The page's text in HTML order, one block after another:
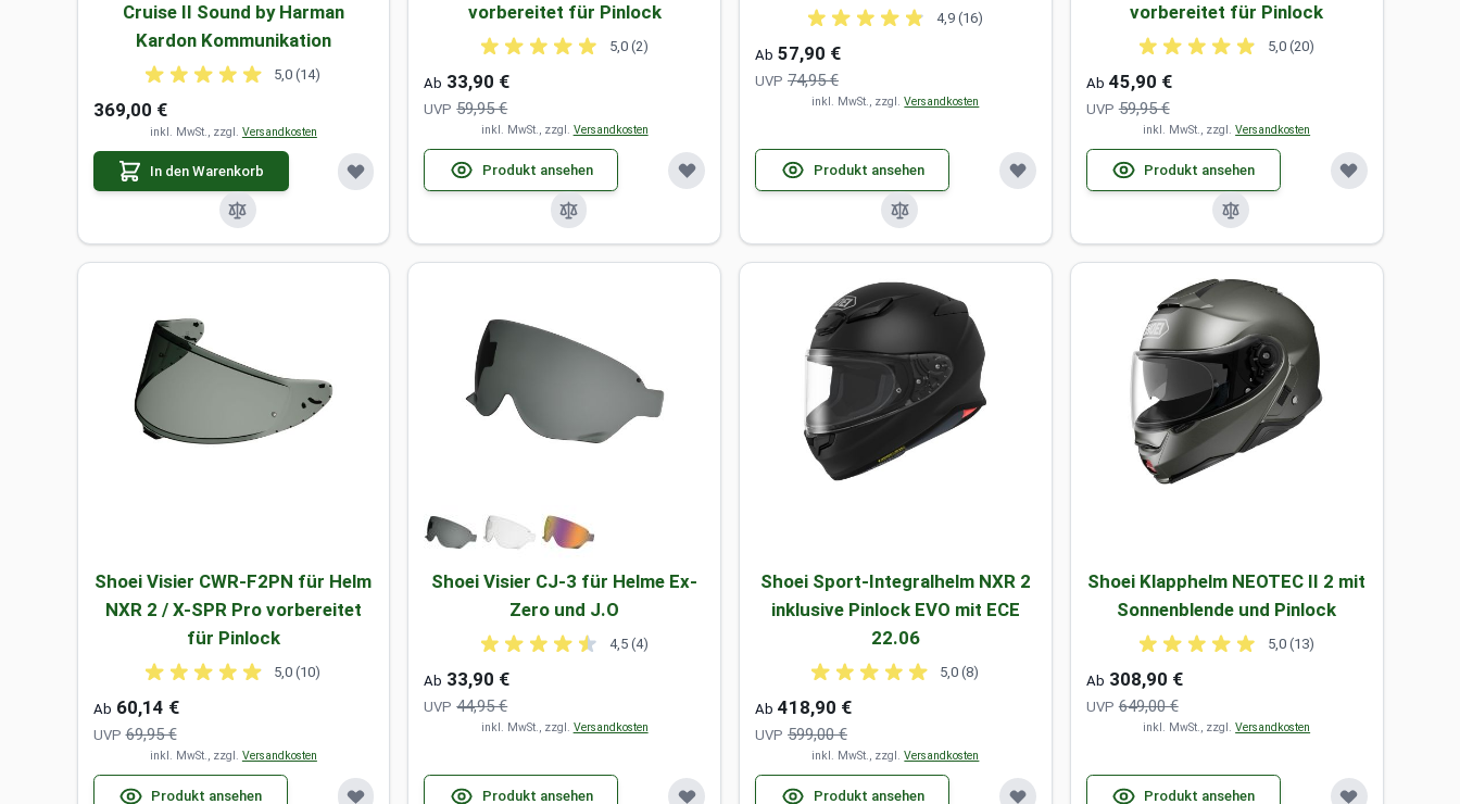
Cruise II Sound by Harman
Kardon Kommunikation
5,0 (14)
369,00 €
inkl. MwSt., zzgl. Versandkosten
In den Warenkorb
vorbereitet für Pinlock
5,0 (2)
Ab 33,90 €
UVP 59,95 €
inkl. MwSt., zzgl. Versandkosten
Produkt ansehen
4,9 (16)
Ab 57,90 €
UVP 74,95 €
inkl. MwSt., zzgl.Versandkosten
Produkt ansehen
vorbereitet für Pinlock
5,0 (20)
Ab 45,90 €
UVP 59,95 €
inkl. MwSt., zzgl.Versandkosten
Produkt ansehen
Shoei Visier CWR-F2PN für Helm
NXR 2 / X-SPR Pro vorbereitet
für Pinlock
5,0 (10)
Ab 60,14 €
UVP 69,95 €
inkl. MwSt., zzgl. Versandkosten
Produkt ansehen
Shoei Visier CJ-3 für Helme Ex-
Zero und J.O
4,5 (4)
Ab 33,90 €
UVP 44,95 €
inkl. MwSt., zzgl. Versandkosten
Produkt ansehen
Shoei Sport-Integralhelm NXR 2
inklusive Pinlock EVO mit ECE
22.06
5,0 (8)
Ab 418,90 €
UVP 599,00 €
inkl. MwSt., zzgl.Versandkosten
Produkt ansehen
Shoei Klapphelm NEOTEC II 2 mit
Sonnenblende und Pinlock
5,0 (13)
Ab 308,90 €
UVP 649,00 €
inkl. MwSt., zzgl.Versandkosten
Produkt ansehen